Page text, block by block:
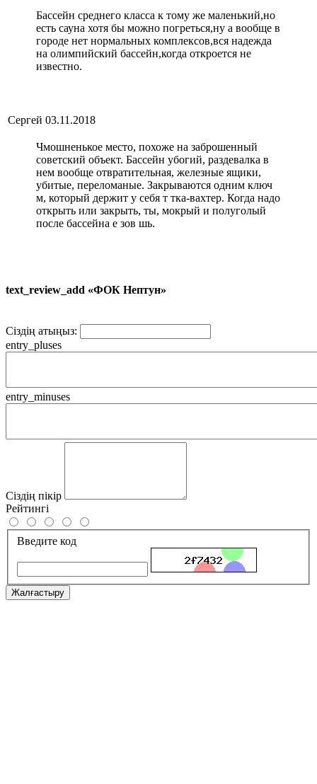
Бассейн среднего класса к тому же маленький,но
есть сауна хотя бы можно погреться,ну а вообще в
городе нет нормальных комплексов,вся надежда
на олимпийский бассейн,когда откроется не
известно.
Сергей 03.11.2018
Чмошненькое место, похоже на заброшенный
советский объект. Бассейн убогий, раздевалка в
нем вообще отвратительная, железные ящики,
убитые, переломаные. Закрываются одним ключ
м, который держит у себя т тка-вахтер. Когда надо
открыть или закрыть, ты, мокрый и полуголый
после бассейна е зов шь.
text_review_add «ФОК Нептун»
Сіздің атыңыз:
entry_pluses
entry_minuses
Сіздің пікір
Рейтингі
Введите код
Жалғастыру